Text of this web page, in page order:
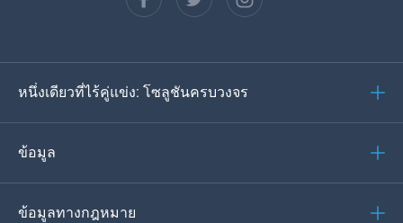
Español
ภาษาเยอรมัน
โปรตุเกส
หนึ่งเดียวที่ไร้คู่แข่ง: โซลูชันครบวงจร
ข้อมูล
ข้อมูลทางกฎหมาย